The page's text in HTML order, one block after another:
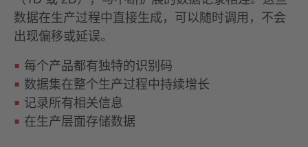
数据在生产过程中直接生成，可以随时调用，不会
出现偏移或延误。
每个产品都有独特的识别码
数据集在整个生产过程中持续增长
记录所有相关信息
在生产层面存储数据